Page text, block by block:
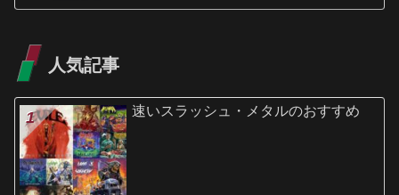
人気記事
速いスラッシュ・メタルのおすすめ